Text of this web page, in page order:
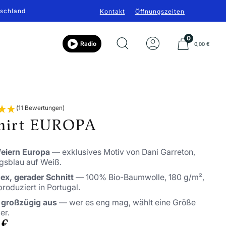
Kontakt Öffnungszeiten
Radio
0
0,00 €
EUROPA
(11 Bewertungen)
Europa— exklusives Motiv von Dani Garreton,
auf Weiß.
gerader Schnitt — 100% Bio-Baumwolle, 180 g/m²,
in Portugal.
großzügig aus— wer es eng mag, wählt eine Größe